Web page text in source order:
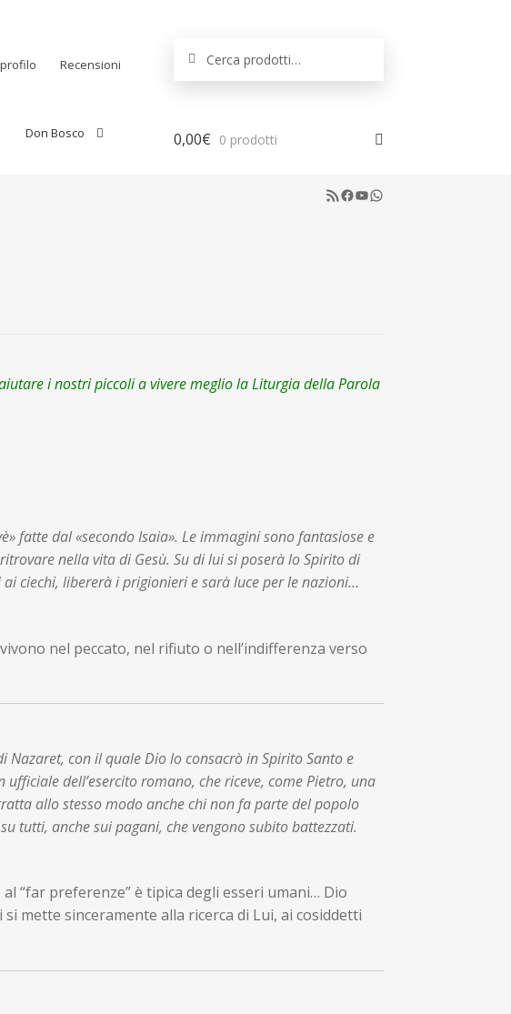
Recensioni
Don Bosco 0,00€ 0 prodotti
RSS Feed
Facebook
YouTube
WhatsApp
i nostri piccoli a vivere meglio la Liturgia della Parola
fatte dal «secondo Isaia». Le immagini sono fantasiose e
nella vita di Gesù. Su di lui si poserà lo Spirito di
ciechi, libererà i prigionieri e sarà luce per le nazioni…
nel peccato, nel rifiuto o nell’indifferenza verso
con il quale Dio lo consacrò in Spirito Santo e
dell’esercito romano, che riceve, come Pietro, una
allo stesso modo anche chi non fa parte del popolo
tutti, anche sui pagani, che vengono subito battezzati.
al “far preferenze” è tipica degli esseri umani… Dio
mette sinceramente alla ricerca di Lui, ai cosiddetti